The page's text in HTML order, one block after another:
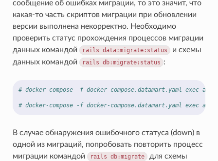
сообщение об ошибках миграции, то это значит, что
какая-то часть скриптов миграции при обновлении
версии выполнена некорректно. Необходимо
проверить статус прохождения процессов миграции
данных командой
rails data:migrate:status и схемы
данных командой
rails db:migrate:status :
# docker-compose -f docker-compose.datamart.yaml exec
# docker-compose -f docker-compose.datamart.yaml exec
В случае обнаружения ошибочного статуса (down) в
одной из миграций, попробовать повторить процесс
миграции командой
rails db:migrate для схемы